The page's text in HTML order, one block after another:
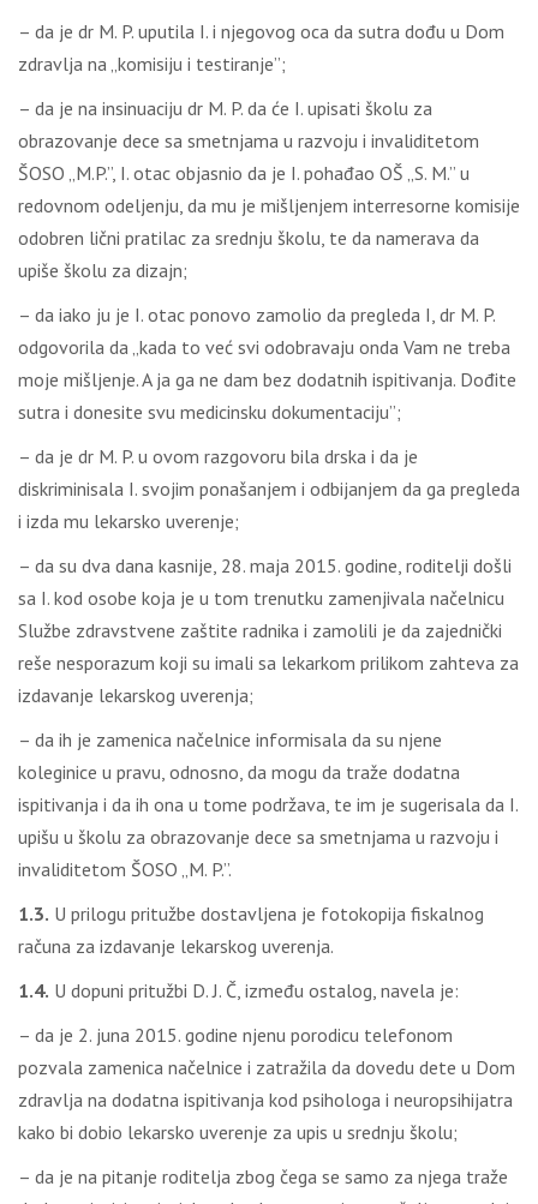
– da je dr M. P. uputila I. i njegovog oca da sutra dođu u Dom
zdravlja na „komisiju i testiranje”;
– da je na insinuaciju dr M. P. da će I. upisati školu za
obrazovanje dece sa smetnjama u razvoju i invaliditetom
ŠOSO „M.P.”, I. otac objasnio da je I. pohađao OŠ „S. M.” u
redovnom odeljenju, da mu je mišljenjem interresorne komisije
odobren lični pratilac za srednju školu, te da namerava da
upiše školu za dizajn;
– da iako ju je I. otac ponovo zamolio da pregleda I, dr M. P.
odgovorila da „kada to već svi odobravaju onda Vam ne treba
moje mišljenje. A ja ga ne dam bez dodatnih ispitivanja. Dođite
sutra i donesite svu medicinsku dokumentaciju”;
– da je dr M. P. u ovom razgovoru bila drska i da je
diskriminisala I. svojim ponašanjem i odbijanjem da ga pregleda
i izda mu lekarsko uverenje;
– da su dva dana kasnije, 28. maja 2015. godine, roditelji došli
sa I. kod osobe koja je u tom trenutku zamenjivala načelnicu
Službe zdravstvene zaštite radnika i zamolili je da zajednički
reše nesporazum koji su imali sa lekarkom prilikom zahteva za
izdavanje lekarskog uverenja;
– da ih je zamenica načelnice informisala da su njene
koleginice u pravu, odnosno, da mogu da traže dodatna
ispitivanja i da ih ona u tome podržava, te im je sugerisala da I.
upišu u školu za obrazovanje dece sa smetnjama u razvoju i
invaliditetom ŠOSO „M. P.”.
1.3. U prilogu pritužbe dostavljena je fotokopija fiskalnog
računa za izdavanje lekarskog uverenja.
1.4. U dopuni pritužbi D. J. Č, između ostalog, navela je:
– da je 2. juna 2015. godine njenu porodicu telefonom
pozvala zamenica načelnice i zatražila da dovedu dete u Dom
zdravlja na dodatna ispitivanja kod psihologa i neuropsihijatra
kako bi dobio lekarsko uverenje za upis u srednju školu;
– da je na pitanje roditelja zbog čega se samo za njega traže